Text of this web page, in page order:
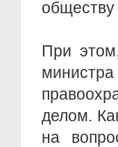
обществу
При
министра
делом.
на